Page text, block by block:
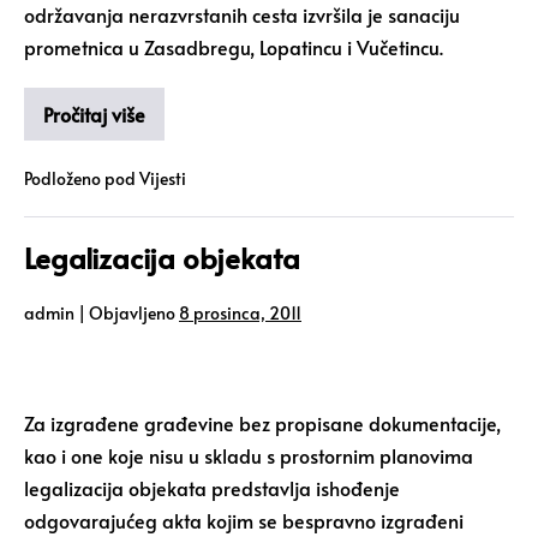
održavanja nerazvrstanih cesta izvršila je sanaciju
prometnica u Zasadbregu, Lopatincu i Vučetincu.
Pročitaj više
Podloženo pod Vijesti
Legalizacija objekata
admin | Objavljeno 8 prosinca, 2011
Za izgrađene građevine bez propisane dokumentacije,
kao i one koje nisu u skladu s prostornim planovima
legalizacija objekata predstavlja ishođenje
odgovarajućeg akta kojim se bespravno izgrađeni